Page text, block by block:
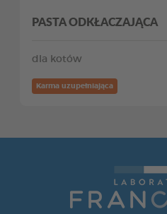
PASTA ODKŁACZAJĄCA
dla kotów
Karma uzupełniająca